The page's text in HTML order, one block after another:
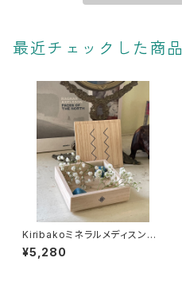
最近チェックした商品
Kiribakoミネラルメディスンボ
ックス（S）【Zigzag grid】
¥5,280